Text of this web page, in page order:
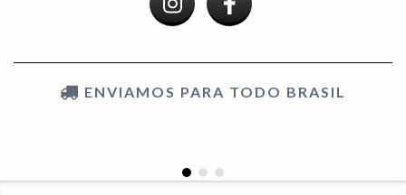
ENVIAMOS PARA TODO BRASIL